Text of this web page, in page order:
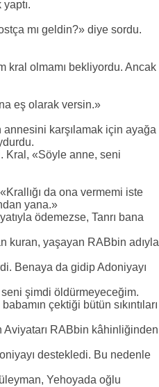
mı geldin?» diye sordu.
kral olmamı bekliyordu. Ancak
eş olarak versin.»
karşılamak için ayağa
Kral, «Söyle anne, seni
da ona vermemi iste
yana.»
ödemezse, Tanrı bana
kuran, yaşayan RABbin adıyla
Benaya da gidip Adoniyayı
şimdi öldürmeyeceğim.
çektiği bütün sıkıntıları
RABbin kâhinliğinden
destekledi. Bu nedenle
Yehoyada oğlu